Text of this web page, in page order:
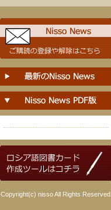
Copyright(c) nisso All Rights Reserved.